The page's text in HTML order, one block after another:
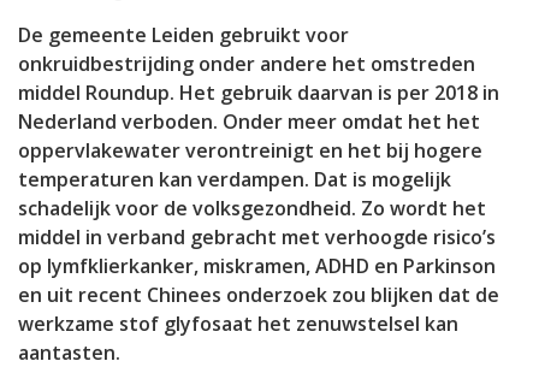
De gemeente Leiden gebruikt voor
onkruidbestrijding onder andere het omstreden
middel Roundup. Het gebruik daarvan is per 2018 in
Nederland verboden. Onder meer omdat het het
oppervlakewater verontreinigt en het bij hogere
temperaturen kan verdampen. Dat is mogelijk
schadelijk voor de volksgezondheid. Zo wordt het
middel in verband gebracht met verhoogde risico’s
op lymfklierkanker, miskramen, ADHD en Parkinson
en uit recent Chinees onderzoek zou blijken dat de
werkzame stof glyfosaat het zenuwstelsel kan
aantasten.